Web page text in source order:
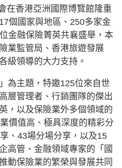
在香港亞洲國際博覽館隆重
個國家與地區、250多家金
金融保險菁英共襄盛舉，本
業監管局、香港旅遊發展
級領導的大力支持。
為主題，特邀125位來自世
層管理者、行銷團隊的傑出
，以及保險業外多個領域的
價值高、極具深度的精彩分
、43場分場分享，以及15
高管、金融領域專家的「國
動保險業的繁榮與發展共同